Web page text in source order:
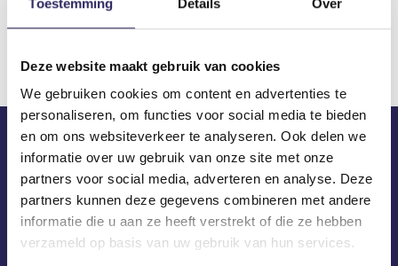
Deze website maakt gebruik van cookies
We gebruiken cookies om content en advertenties te
personaliseren, om functies voor social media te bieden
en om ons websiteverkeer te analyseren. Ook delen we
informatie over uw gebruik van onze site met onze
partners voor social media, adverteren en analyse. Deze
partners kunnen deze gegevens combineren met andere
informatie die u aan ze heeft verstrekt of die ze hebben
verzameld op basis van uw gebruik van hun services.
Download
ECA in je mailbox?